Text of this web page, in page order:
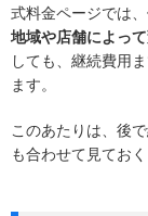
式料金ページでは
地域や店舗によっ
しても、継続費用
ます。
このあたりは、後
も合わせて見てお